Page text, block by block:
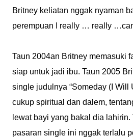
Britney keliatan nggak nyaman
perempuan I really … really
Taun 2004an Britney memasuki
siap untuk jadi ibu. Taun 2005
single judulnya “Someday (I Will
cukup spiritual dan dalem,
lewat bayi yang bakal dia
pasaran single ini nggak terlalu